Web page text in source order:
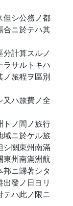
但シ公務ノ都
合ニ於テハ其
計算スルノ
ラサルトキハ
ノ旅程ヲ區別
又ハ旅費ノ全
トノ間ノ旅行
域ニ於ケル旅
シ關東州南滿
東州南滿洲航
ニ歸著シタ
發ノ日ヨリ
テハ此ノ限ニ